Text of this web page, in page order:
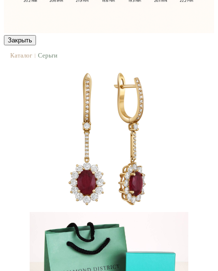
Закрыть
Каталог | Серьги